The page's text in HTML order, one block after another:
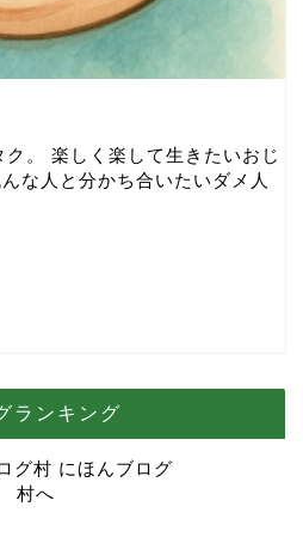
。 楽しく楽して生きたいおじ
な人と分かち合いたいダメ人
ランキング